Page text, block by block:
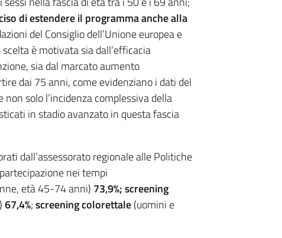
di estendere il programma anche alla
del Consiglio dell’Unione europea e
è motivata sia dall’efficacia
sia dal marcato aumento
dai 75 anni, come evidenziano i dati del
solo l’incidenza complessiva della
in stadio avanzato in questa fascia
dall’assessorato regionale alle Politiche
nei tempi
età 45-74 anni) 73,9%;screening
67,4%;screeningcolorettale(uomini e